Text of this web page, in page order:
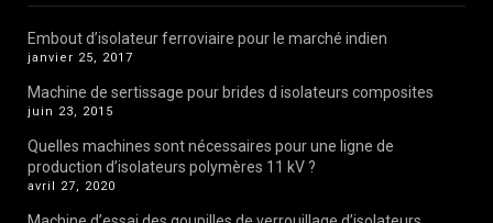
Embout d’isolateur ferroviaire pour le marché indien
janvier 25, 2017
Machine de sertissage pour brides d isolateurs composites
juin 23, 2015
Quelles machines sont nécessaires pour une ligne de
production d’isolateurs polymères 11 kV ?
avril 27, 2020